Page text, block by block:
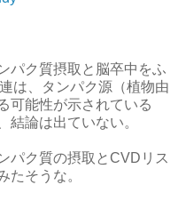
パク質摂取と脳卒中をふ
は、タンパク源（植物由
可能性が示されている
結論は出ていない。
パク質の摂取とCVDリス
たそうな。